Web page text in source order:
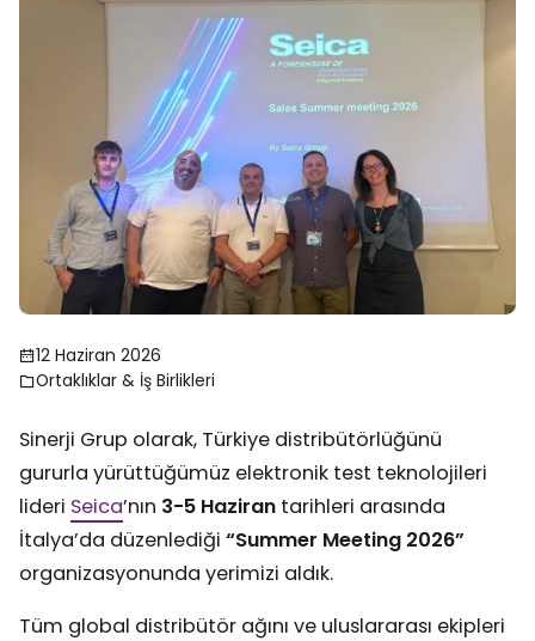
12 Haziran 2026
Ortaklıklar & İş Birlikleri
Sinerji Grup olarak, Türkiye distribütörlüğünü
gururla yürüttüğümüz elektronik test teknolojileri
lideri Seica’nın 3-5 Haziran tarihleri arasında
İtalya’da düzenlediği“Summer Meeting 2026”
organizasyonunda yerimizi aldık.
Tüm global distribütör ağını ve uluslararası ekipleri